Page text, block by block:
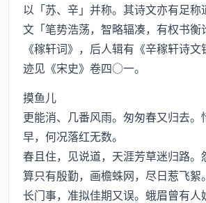
以「苏、辛」并称。其诗文亦有足称
文「笔势浩荡，智略辐凑，有权书衡
《稼轩词》，后人辑有《辛稼轩诗
迹见《宋史》卷四○一。
摸鱼儿
更能消、几番风雨。匆匆春又归去。
早，何况落红无数。
春且住，见说道，天涯芳草迷归路。
算只有殷勤，画檐蛛网，尽日惹飞絮。
长门事，准拟佳期又误。蛾眉曾有人